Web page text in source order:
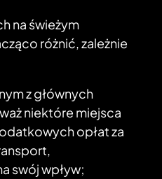
na świeżym
różnić, zależnie
z głównych
niektóre miejsca
opłat za
swój wpływ;